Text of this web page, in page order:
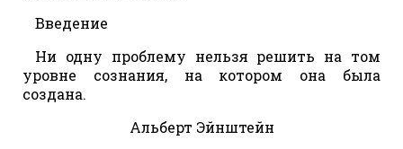
Введение
Ни одну проблему нельзя решить на том
уровне сознания, на котором она была
создана.
Альберт Эйнштейн